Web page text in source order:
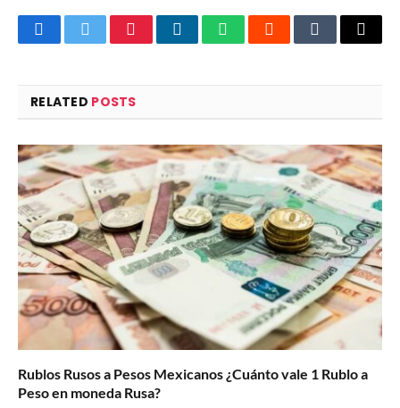
FacebookTwitterPinterestLinkedInWhatsAppRedditTumblrEmail
RELATED POSTS
Rublos Rusos a Pesos Mexicanos ¿Cuánto vale 1 Rublo a
Peso en moneda Rusa?